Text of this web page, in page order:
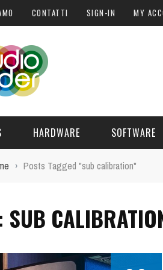
CONTATTI SIGN-IN MY
HARDWARE SOFTWARE
PRO
PERC
ROTONDE
› Posts Tagged "sub calibration"
SUB